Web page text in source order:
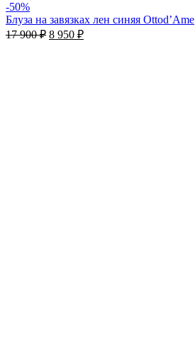
-50%
Блуза на завязках лен синяя Ottod’Ame
17 900₽ 8 950 ₽